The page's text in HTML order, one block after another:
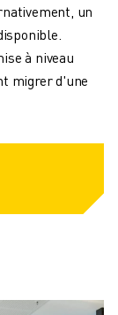
un
à niveau
migrer d'une